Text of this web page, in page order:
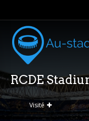
RCDE
Visité